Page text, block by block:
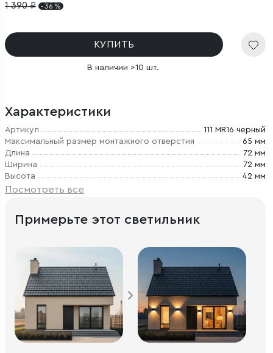
1 390₽ - 36 %
КУПИТЬ
В наличии >10 шт.
Характеристики
Артикул
111 MR16 черный
Максимальный размер монтажного отверстия
65 мм
Длина
72 мм
Ширина
72 мм
Высота
42 мм
Посмотреть все
Примерьте этот светильник